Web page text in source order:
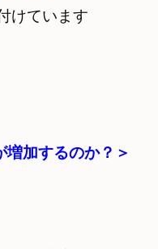
けています
加するのか？＞